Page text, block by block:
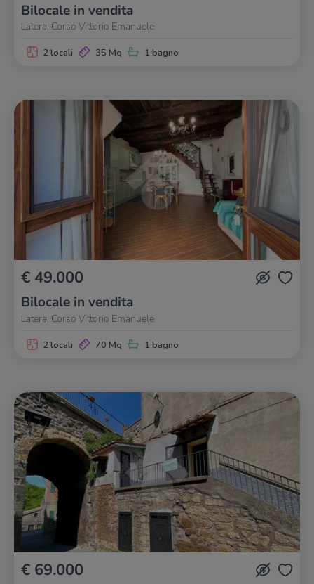
Bilocale in vendita
Latera, Corso Vittorio Emanuele
2 locali 35 Mq 1 bagno
€ 49.000
Bilocale in vendita
Latera, Corso Vittorio Emanuele
2 locali 70 Mq 1 bagno
€ 69.000